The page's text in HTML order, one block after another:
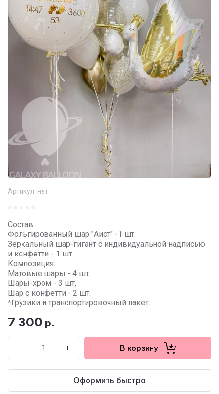
Артикул: нет
Состав:
Фольгированный шар "Аист" -1 шт.
Зеркальный шар-гигант с индивидуальной надписью
и конфетти - 1 шт.
Композиция:
Матовые шары - 4 шт.
Шары-хром - 3 шт,
Шар с конфетти - 2 шт.
*Грузики и транспортировочный пакет.
7 300 р.
В корзину
Оформить быстро